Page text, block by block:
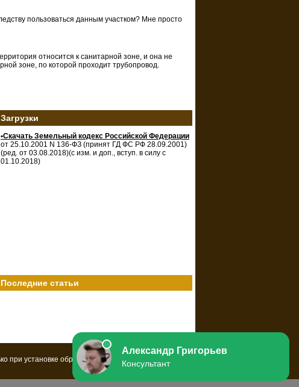
пользоваться данным участком? Мне просто
относится к санитарной зоне, и она не
зоне, по которой проходит трубопровод.
Загрузки
•Скачать Земельный кодекс Российской Федерации
от 25.10.2001 N 136-ФЗ (принят ГД ФС РФ 28.09.2001)
(ред. от 03.08.2018)(с изм. и доп., вступ. в силу с
01.10.2018)
Последние статьи
при установке обратнойссылки на ресурс.